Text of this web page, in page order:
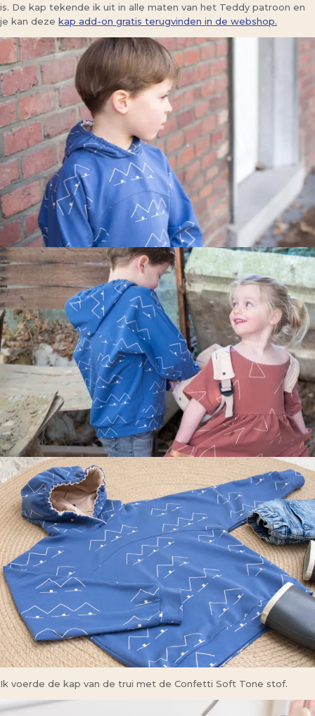
is. De kap tekende ik uit in alle maten van het Teddy patroon en
je kan deze kap add-on gratis terugvinden in de webshop.
Ik voerde de kap van de trui met de Confetti Soft Tone stof.